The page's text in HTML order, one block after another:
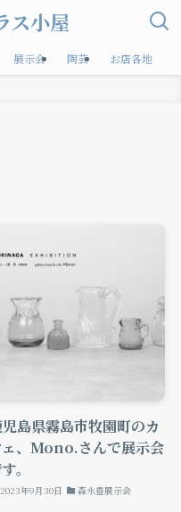
ス小屋
展示会 陶芸 お店各地
島県霧島市牧園町のカ
ェ、Mono.さんで展示会
。
2023年9月30日 森永豊展示会